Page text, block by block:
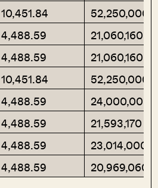
10,451.84
52,250,000
4,488.59
21,060,160
4,488.59
21,060,160
10,451.84
52,250,000
4,488.59
24,000,000
4,488.59
21,593,170
4,488.59
23,014,000
4,488.59 20,969,060